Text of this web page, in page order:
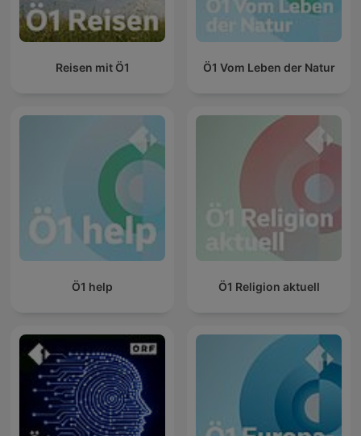
Reisen mit Ö1 Ö1 Vom Leben der Natur
Ö1 help Ö1 Religion aktuell